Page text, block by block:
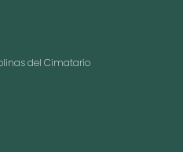
del Cimatario